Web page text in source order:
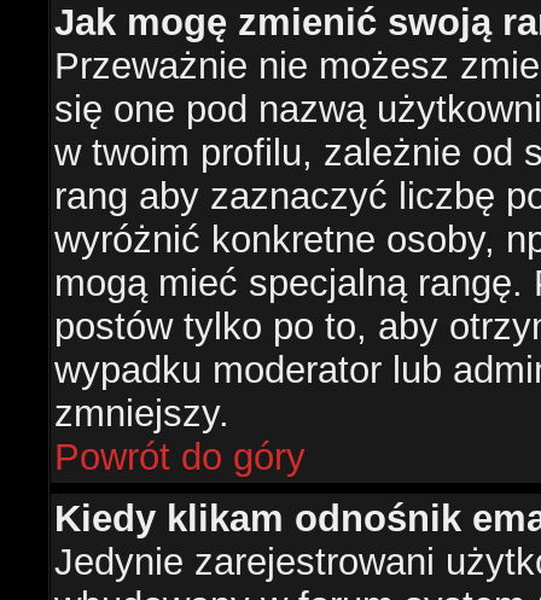
Jak mogę zmienić swoją
Przeważnie nie możesz
się one pod nazwą
w twoim profilu, zależnie od
rang aby zaznaczyć liczbę
wyróżnić konkretne osoby,
mogą mieć specjalną
postów tylko po to, aby
wypadku moderator lub
zmniejszy.
Powrót do góry
Kiedy klikam odnośnik
Jedynie zarejestrowani